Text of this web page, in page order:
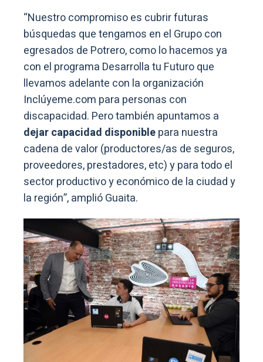
“Nuestro compromiso es cubrir futuras
búsquedas que tengamos en el Grupo con
egresados de Potrero, como lo hacemos ya
con el programa Desarrolla tu Futuro que
llevamos adelante con la organización
Inclúyeme.com para personas con
discapacidad. Pero también apuntamos a
dejar capacidad disponiblepara nuestra
cadena de valor (productores/as de seguros,
proveedores, prestadores, etc) y para todo el
sector productivo y económico de la ciudad y
la región”, amplió Guaita.